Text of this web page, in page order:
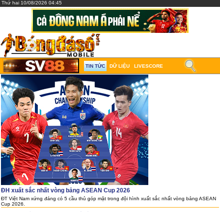
Thứ hai 10/08/2026 04:45
TIN TỨC DỮ LIỆU LIVESCORE
ĐH xuất sắc nhất vòng bảng ASEAN Cup 2026
ĐT Việt Nam xứng đáng có 5 cầu thủ góp mặt trong đội hình xuất sắc nhất vòng bảng ASEAN
Cup 2026.